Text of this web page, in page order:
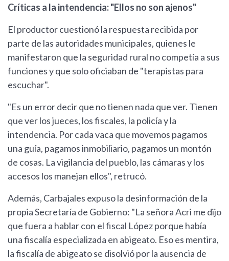
Críticas a la intendencia: "Ellos no son ajenos"
El productor cuestionó la respuesta recibida por
parte de las autoridades municipales, quienes le
manifestaron que la seguridad rural no competía a sus
funciones y que solo oficiaban de "terapistas para
escuchar".
"Es un error decir que no tienen nada que ver. Tienen
que ver los jueces, los fiscales, la policía y la
intendencia. Por cada vaca que movemos pagamos
una guía, pagamos inmobiliario, pagamos un montón
de cosas. La vigilancia del pueblo, las cámaras y los
accesos los manejan ellos", retrucó.
Además, Carbajales expuso la desinformación de la
propia Secretaría de Gobierno: "La señora Acri me dijo
que fuera a hablar con el fiscal López porque había
una fiscalía especializada en abigeato. Eso es mentira,
la fiscalía de abigeato se disolvió por la ausencia de